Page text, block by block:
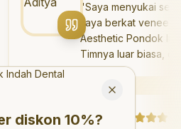
"Saya menyukai
saya berkat
Aesthetic Pondok
Timnya luar
hasilnya melebihi
saya. Saya
hari.
Debby Sahertian
<strong>10%</strong>?
diskon 10%?
Close